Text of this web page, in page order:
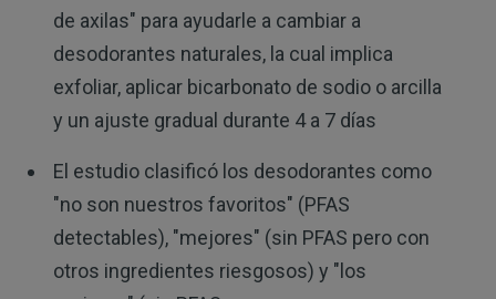
de axilas" para ayudarle a cambiar a
desodorantes naturales, la cual implica
exfoliar, aplicar bicarbonato de sodio o arcilla
y un ajuste gradual durante 4 a 7 días
El estudio clasificó los desodorantes como
"no son nuestros favoritos" (PFAS
detectables), "mejores" (sin PFAS pero con
otros ingredientes riesgosos) y "los